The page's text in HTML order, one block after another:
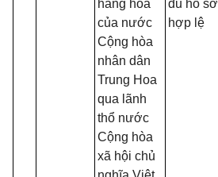
hàng hóa
của nước
Cộng hòa
nhân dân
Trung Hoa
qua lãnh
thổ nước
Cộng hòa
xã hội chủ
đủ hồ sơ
hợp lệ